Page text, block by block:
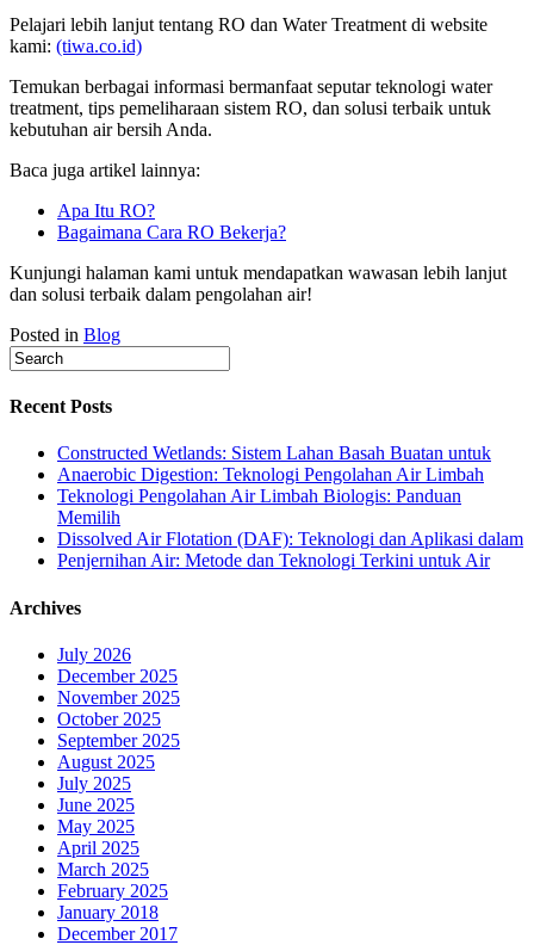
Pelajari lebih lanjut tentang RO dan Water Treatment di website
kami: (tiwa.co.id)
Temukan berbagai informasi bermanfaat seputar teknologi water
treatment, tips pemeliharaan sistem RO, dan solusi terbaik untuk
kebutuhan air bersih Anda.
Baca juga artikel lainnya:
Apa Itu RO?
Bagaimana Cara RO Bekerja?
Kunjungi halaman kami untuk mendapatkan wawasan lebih lanjut
dan solusi terbaik dalam pengolahan air!
Posted in Blog
Recent Posts
Constructed Wetlands: Sistem Lahan Basah Buatan untuk
Anaerobic Digestion: Teknologi Pengolahan Air Limbah
Teknologi Pengolahan Air Limbah Biologis: Panduan
Memilih
Dissolved Air Flotation (DAF): Teknologi dan Aplikasi dalam
Penjernihan Air: Metode dan Teknologi Terkini untuk Air
Archives
July 2026
December 2025
November 2025
October 2025
September 2025
August 2025
July 2025
June 2025
May 2025
April 2025
March 2025
February 2025
January 2018
December 2017